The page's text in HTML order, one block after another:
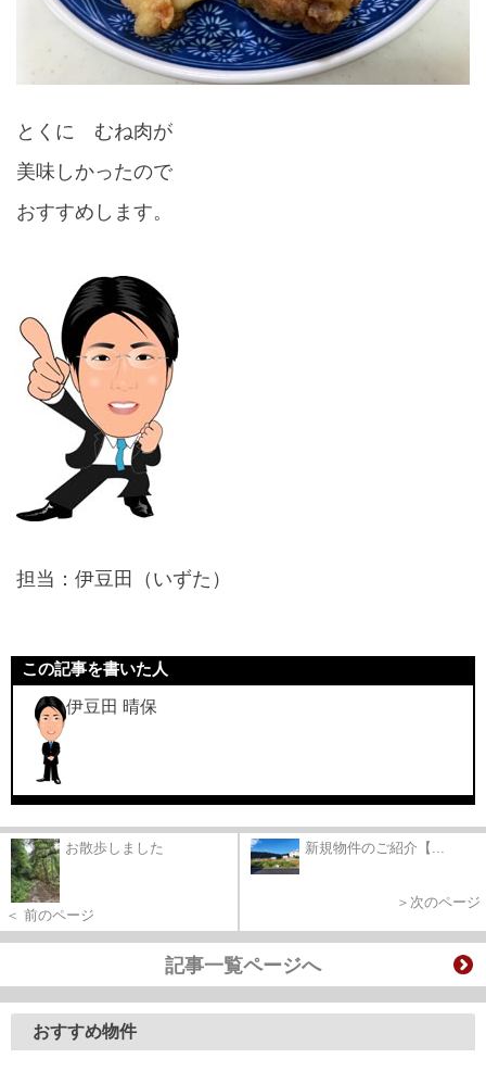
とくに むね肉が
美味しかったので
おすすめします。
担当：伊豆田（いずた）
この記事を書いた人
伊豆田 晴保
お散歩しました
＜ 前のページ
新規物件のご紹介【...
＞次のページ
記事一覧ページへ
おすすめ物件